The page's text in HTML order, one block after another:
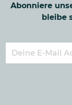
Abonniere
bleibe